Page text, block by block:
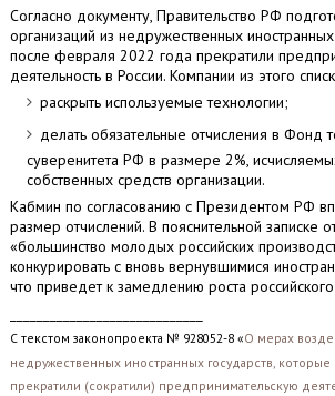
Согласно документу, Правительство РФ
организаций из недружественных
после февраля 2022 года прекратили
деятельность в России. Компании из этого
раскрыть используемые технологии;
делать обязательные отчисления в Фонд
суверенитета РФ в размере 2%,
собственных средств организации.
Кабмин по согласованию с Президентом РФ
размер отчислений. В пояснительной записке
«большинство молодых российских
конкурировать с вновь вернувшимися
что приведет к замедлению роста
С текстом законопроекта № 928052-8 «О мерах
недружественных иностранных государств, которые
прекратили (сократили) предпринимательскую